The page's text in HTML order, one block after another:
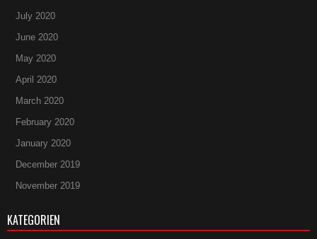
July 2020
June 2020
May 2020
April 2020
March 2020
February 2020
January 2020
December 2019
November 2019
KATEGORIEN